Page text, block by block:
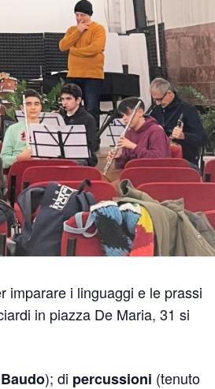
imparare i linguaggi e le prassi
in piazza De Maria, 31 si
); di percussioni (tenuto